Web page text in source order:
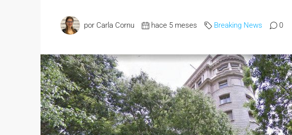
por Carla Cornu hace 5 meses Breaking News 0